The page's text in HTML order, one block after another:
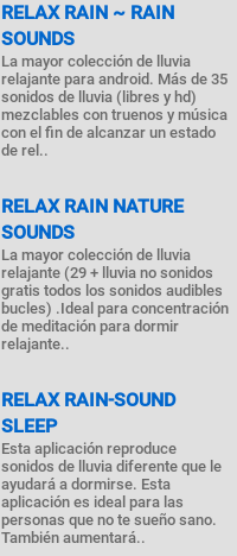
RELAX RAIN ~ RAIN
SOUNDS
La mayor colección de lluvia
relajante para android. Más de 35
sonidos de lluvia (libres y hd)
mezclables con truenos y música
con el fin de alcanzar un estado
de rel..
RELAX RAIN NATURE
SOUNDS
La mayor colección de lluvia
relajante (29 + lluvia no sonidos
gratis todos los sonidos audibles
bucles) .Ideal para concentración
de meditación para dormir
relajante..
RELAX RAIN-SOUND
SLEEP
Esta aplicación reproduce
sonidos de lluvia diferente que le
ayudará a dormirse. Esta
aplicación es ideal para las
personas que no te sueño sano.
También aumentará..